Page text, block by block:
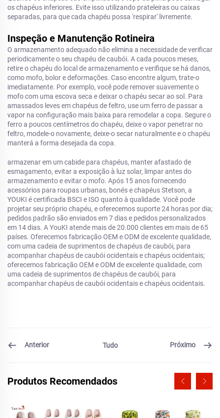
os chapéus inferiores. Evite isso utilizando prateleiras ou caixas
separadas, para que cada chapéu possa 'respirar' livremente.
Inspeção e Manutenção Rotineira
O armazenamento adequado não elimina a necessidade de verificar
periodicamente o seu chapéu de caubói. A cada poucos meses,
retire o chapéu do local de armazenamento e verifique se há danos,
como mofo, bolor e deformações. Caso encontre algum, trate-o
imediatamente. Por exemplo, você pode remover suavemente o
mofo com uma escova seca e deixar o chapéu secar ao sol. Para
amassados leves em chapéus de feltro, use um ferro de passar a
vapor na configuração mais baixa para remodelar a copa. Segure o
ferro a poucos centímetros do chapéu, deixe o vapor penetrar no
feltro, modele-o novamente, deixe-o secar naturalmente e o chapéu
manterá a forma desejada da copa.
armazenar em um cabide para chapéus, manter afastado de
esmagamento, evitar a exposição à luz solar, limpar antes do
armazenamento e evitar o mofo. Após 15 anos fornecendo
acessórios para roupas urbanas, bonés e chapéus Stetson, a
YOUKI é certificada BSCI e ISO quanto à qualidade. Você pode
projetar seu próprio chapéu, e oferecemos suporte 24 horas por dia;
pedidos padrão são enviados em 7 dias e pedidos personalizados
em 14 dias. A YouKI atende mais de 20.000 clientes em mais de 65
países. Oferecemos fabricação OEM e ODM de excelente qualidade,
com uma cadeia de suprimentos de chapéus de caubói, para
acompanhar chapéus de caubói ocidentais e chapéus ocidentais;
oferecemos fabricação OEM e ODM de excelente qualidade, com
uma cadeia de suprimentos de chapéus de caubói, para
acompanhar chapéus de caubói ocidentais e chapéus ocidentais.
Anterior Tudo Próximo
Produtos Recomendados